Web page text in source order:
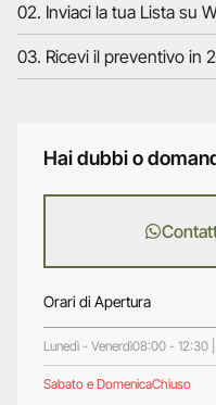
02. Inviaci la tua Lista su
03. Ricevi il preventivo in
Hai dubbi o
Orari di Apertura
Lunedì - Venerdì08:00 - 12:30
Sabato e DomenicaChiuso